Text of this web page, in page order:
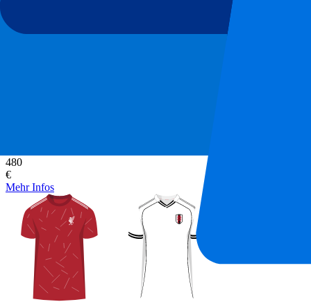
480
€
Mehr Infos